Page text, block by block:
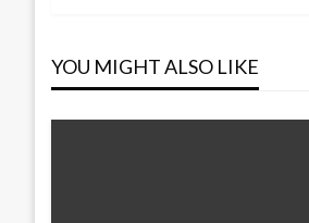
YOU MIGHT ALSO LIKE